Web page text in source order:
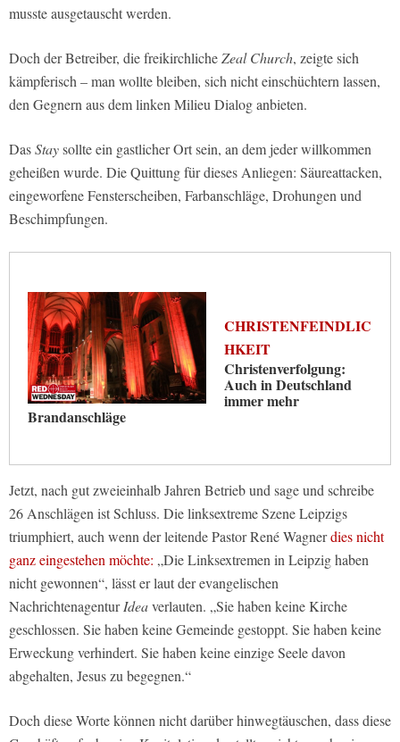
musste ausgetauscht werden.
Doch der Betreiber, die freikirchlicheZeal Church, zeigte sich
kämpferisch – man wollte bleiben, sich nicht einschüchtern lassen,
den Gegnern aus dem linken Milieu Dialog anbieten.
DasStaysollte ein gastlicher Ort sein, an dem jeder willkommen
geheißen wurde. Die Quittung für dieses Anliegen: Säureattacken,
eingeworfene Fensterscheiben, Farbanschläge, Drohungen und
Beschimpfungen.
CHRISTENFEINDLIC
HKEIT
Christenverfolgung:
Auch in Deutschland
immer mehr
Brandanschläge
Jetzt, nach gut zweieinhalb Jahren Betrieb und sage und schreibe
26 Anschlägen ist Schluss. Die linksextreme Szene Leipzigs
triumphiert, auch wenn der leitende Pastor René Wagnerdies nicht
ganz eingestehen möchte: „Die Linksextremen in Leipzig haben
nicht gewonnen“, lässt er laut der evangelischen
NachrichtenagenturIdeaverlauten. „Sie haben keine Kirche
geschlossen. Sie haben keine Gemeinde gestoppt. Sie haben keine
Erweckung verhindert. Sie haben keine einzige Seele davon
abgehalten, Jesus zu begegnen.“
Doch diese Worte können nicht darüber hinwegtäuschen, dass diese